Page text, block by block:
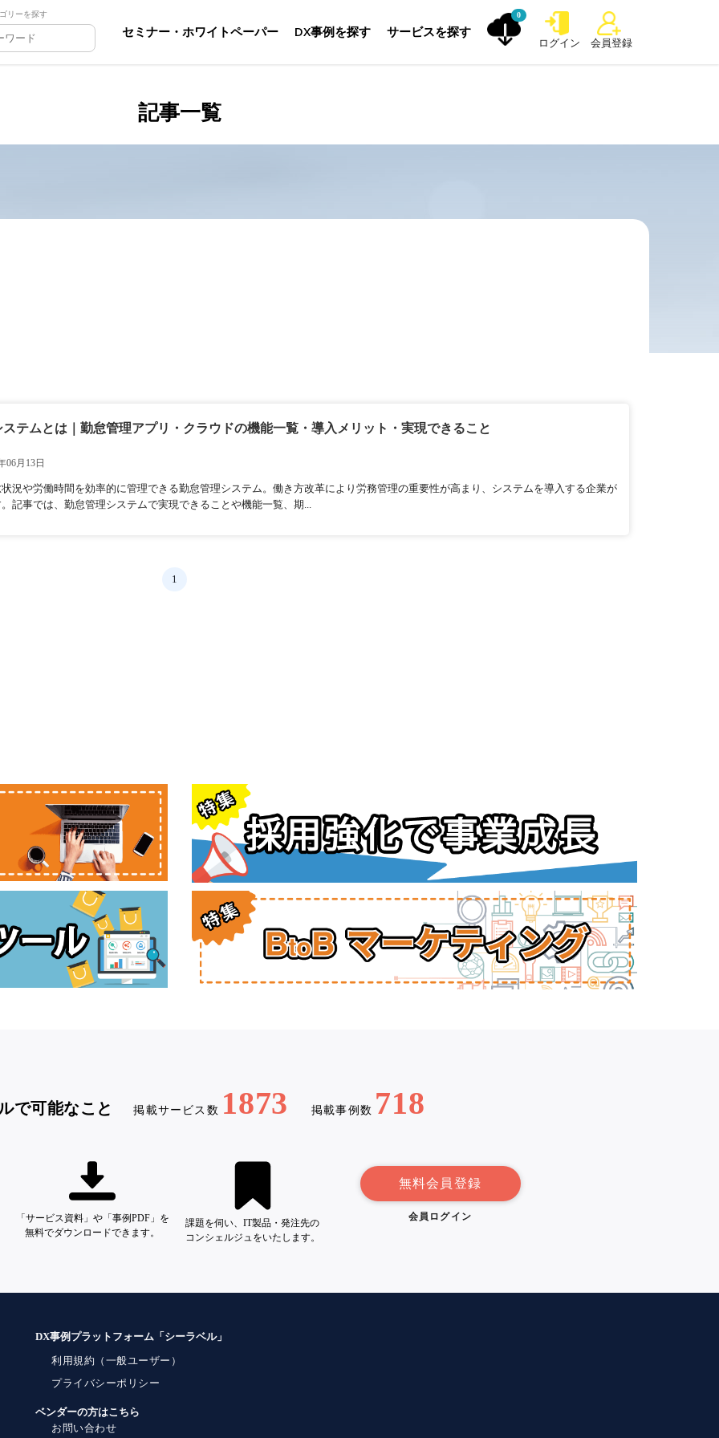
リーを探す
セミナー・ホワイトペーパー DX事例を探す サービスを探す
0
ログイン 会員登録
記事一覧
テムとは｜勤怠管理アプリ・クラウドの機能一覧・導入メリット・実現できること
06月13日
況や労働時間を効率的に管理できる勤怠管理システム。働き方改革により労務管理の重要性が高まり、システムを導入する企業が
記事では、勤怠管理システムで実現できることや機能一覧、期...
1
で可能なこと 掲載サービス数 1873 掲載事例数 718
「サービス資料」や「事例PDF」を
無料でダウンロードできます。
課題を伺い、IT製品・発注先の
コンシェルジュをいたします。
無料会員登録
会員ログイン
DX事例プラットフォーム「シーラベル」
利用規約（一般ユーザー）
プライバシーポリシー
ベンダーの方はこちら
お問い合わせ